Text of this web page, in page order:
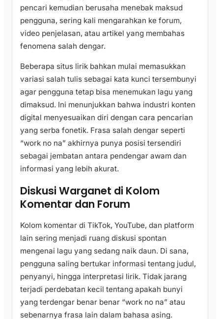
pencari kemudian berusaha menebak maksud
pengguna, sering kali mengarahkan ke forum,
video penjelasan, atau artikel yang membahas
fenomena salah dengar.
Beberapa situs lirik bahkan mulai memasukkan
variasi salah tulis sebagai kata kunci tersembunyi
agar pengguna tetap bisa menemukan lagu yang
dimaksud. Ini menunjukkan bahwa industri konten
digital menyesuaikan diri dengan cara pencarian
yang serba fonetik. Frasa salah dengar seperti
“work no na” akhirnya punya posisi tersendiri
sebagai jembatan antara pendengar awam dan
informasi yang lebih akurat.
Diskusi Warganet di Kolom
Komentar dan Forum
Kolom komentar di TikTok, YouTube, dan platform
lain sering menjadi ruang diskusi spontan
mengenai lagu yang sedang naik daun. Di sana,
pengguna saling bertukar informasi tentang judul,
penyanyi, hingga interpretasi lirik. Tidak jarang
terjadi perdebatan kecil tentang apakah bunyi
yang terdengar benar benar “work no na” atau
sebenarnya frasa lain dalam bahasa asing.